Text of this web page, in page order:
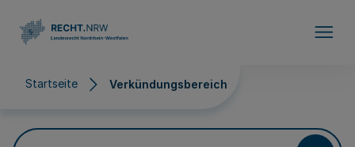
Startseite Verkündungsbereich
Verkündungsbereich